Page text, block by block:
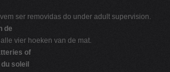
ser removidas do under adult supervision.
de
vier hoeken van de mat.
of
soleil